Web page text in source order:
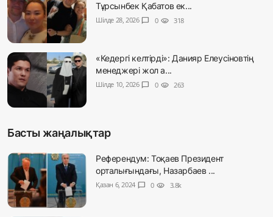
Тұрсынбек Қабатов ек...
Шілде 28, 2026 chat_bubble 0 visibility 318
«Кедергі келтірді»: Данияр Елеусіновтің
менеджері жол а...
Шілде 10, 2026 chat_bubble 0 visibility 263
Басты жаңалықтар
Референдум: Тоқаев Президент
орталығындағы, Назарбаев ...
Қазан 6, 2024 chat_bubble 0 visibility 3.8k